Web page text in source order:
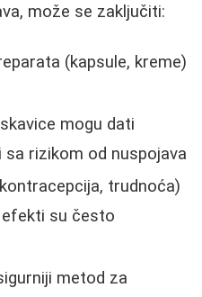
može se zaključiti:
(kapsule, kreme)
mogu dati
sa rizikom od nuspojava
trudnoća)
efekti su često
metod za